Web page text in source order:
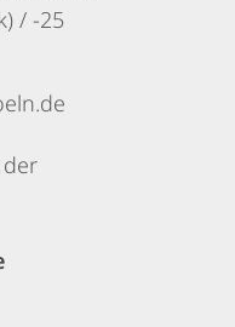
/ -25